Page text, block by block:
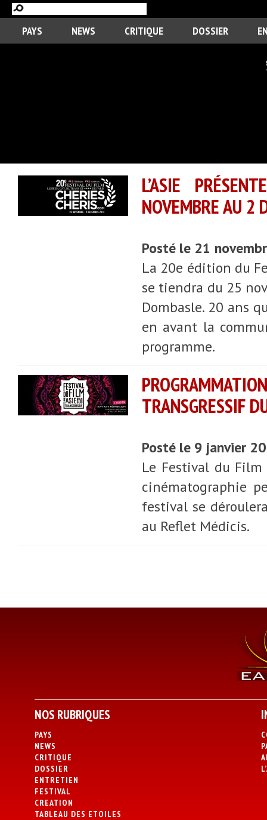
PAYS NEWS CRITIQUE DOSSIER
L’ASIE
NOVEMBRE AU 2
Posté le 21
La 20e édition du
se tiendra du 25
Dombasle. 20 ans
en avant la
programme.
TRANSGRESSIF
Posté le 9 janvier
Le Festival du Film
cinématographie
festival se
au Reflet Médicis.
NOS RUBRIQUES
PAYS
NEWS
CRITIQUE
DOSSIER
ENTRETIEN
FESTIVAL
CREATION
TABLEAU DES ETOILES